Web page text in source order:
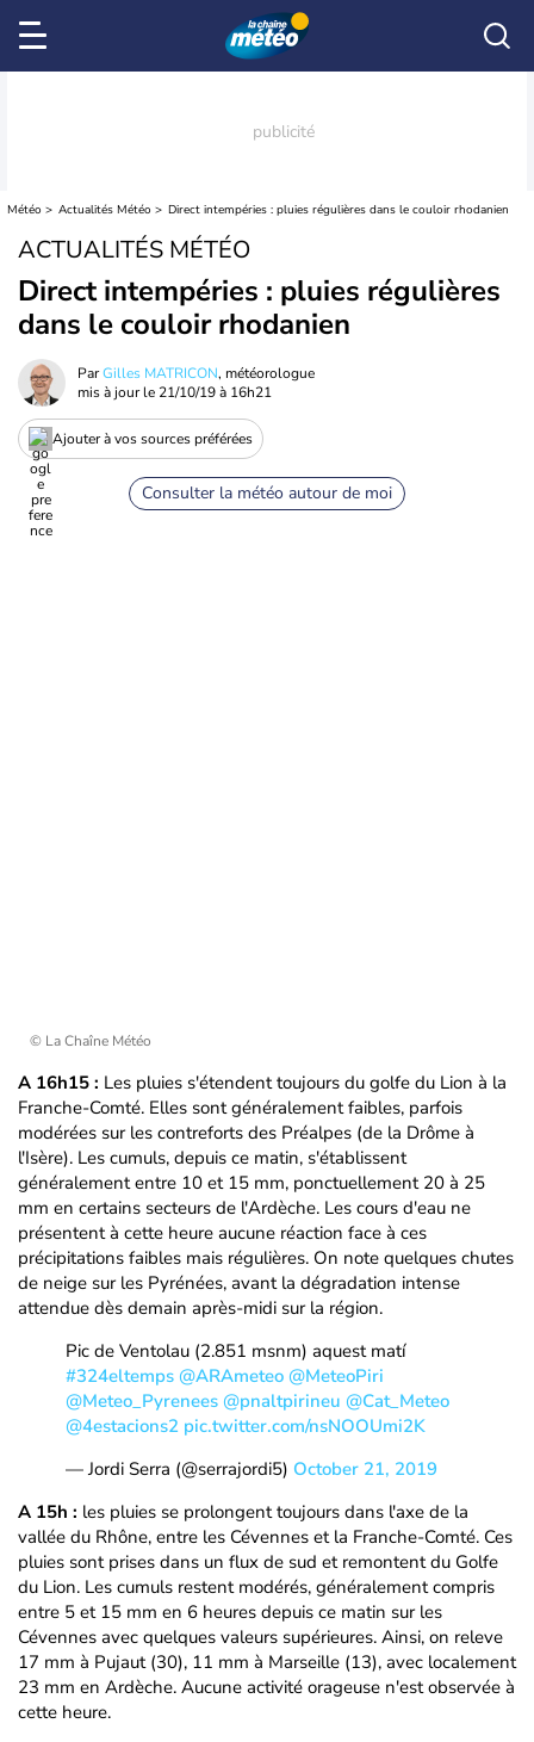
Météo Actualités Météo Direct intempéries : pluies régulières dans le couloir rhodanien
ACTUALITÉS MÉTÉO
Direct intempéries : pluies régulières
dans le couloir rhodanien
ParGilles MATRICON, météorologue
mis à jour le 21/10/19 à 16h21
Ajouter à vos sources préférées
Consulter la météo autour de moi
© La Chaîne Météo
A 16h15 : Les pluies s'étendent toujours du golfe du Lion à la
Franche-Comté. Elles sont généralement faibles, parfois
modérées sur les contreforts des Préalpes (de la Drôme à
l'Isère). Les cumuls, depuis ce matin, s'établissent
généralement entre 10 et 15 mm, ponctuellement 20 à 25
mm en certains secteurs de l'Ardèche. Les cours d'eau ne
présentent à cette heure aucune réaction face à ces
précipitations faibles mais régulières. On note quelques chutes
de neige sur les Pyrénées, avant la dégradation intense
attendue dès demain après-midi sur la région.
Pic de Ventolau (2.851 msnm) aquest matí
#324eltemps @ARAmeteo @MeteoPiri
@Meteo_Pyrenees @pnaltpirineu @Cat_Meteo
@4estacions2 pic.twitter.com/nsNOOUmi2K
— Jordi Serra (@serrajordi5) October 21, 2019
A 15h : les pluies se prolongent toujours dans l'axe de la
vallée du Rhône, entre les Cévennes et la Franche-Comté. Ces
pluies sont prises dans un flux de sud et remontent du Golfe
du Lion. Les cumuls restent modérés, généralement compris
entre 5 et 15 mm en 6 heures depuis ce matin sur les
Cévennes avec quelques valeurs supérieures. Ainsi, on releve
17 mm à Pujaut (30), 11 mm à Marseille (13), avec localement
23 mm en Ardèche. Aucune activité orageuse n'est observée à
cette heure.